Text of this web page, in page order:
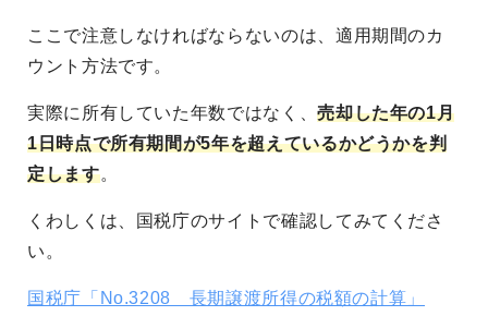
ここで注意しなければならないのは、適用期間のカ
ウント方法です。
実際に所有していた年数ではなく、売却した年の1月
1日時点で所有期間が5年を超えているかどうかを判
定します。
くわしくは、国税庁のサイトで確認してみてくださ
い。
国税庁「No.3208 長期譲渡所得の税額の計算」